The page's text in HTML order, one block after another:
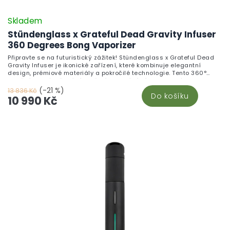
Stündenglass x Grateful Dead Gravity Infuser
360 Degrees Bong Vaporizer
Skladem
13 836 Kč (-21 %)
10 990 Kč Do košíku
Připravte se na futuristický zážitek! Stündenglass x Grateful Dead
Gravity Infuser je ikonické zařízení, které kombinuje elegantní
design, prémiové materiály a pokročilé technologie. Tento 360°
rotační infuzér přemění kouření na umění díky kinetickému pohybu,
gravitační síle a kaskádovému vytlačování vody. Vyroben z
borosilikátového skla a leteckého hliníku, nabízí dokonale hladké
potahy a kompatibilitu s různými zařízeními. Součástí je i 3m